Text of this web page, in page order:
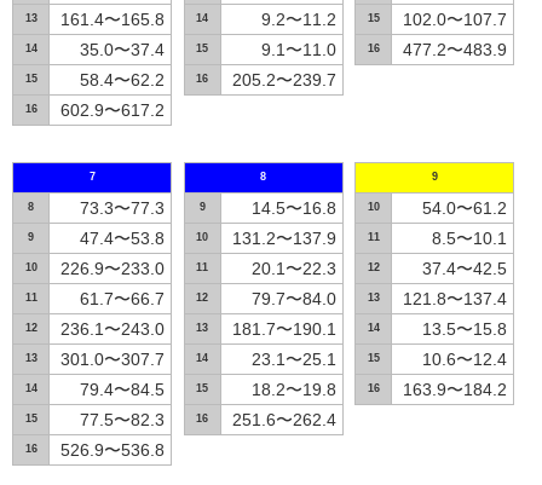
13 161.4〜165.8
14 35.0〜37.4
15 58.4〜62.2
16 602.9〜617.2
14 9.2〜11.2
15 9.1〜11.0
16 205.2〜239.7
15 102.0〜107.7
16 477.2〜483.9
7
8 73.3〜77.3
9 47.4〜53.8
10 226.9〜233.0
11 61.7〜66.7
12 236.1〜243.0
13 301.0〜307.7
14 79.4〜84.5
15 77.5〜82.3
16 526.9〜536.8
8
9 14.5〜16.8
10 131.2〜137.9
11 20.1〜22.3
12 79.7〜84.0
13 181.7〜190.1
14 23.1〜25.1
15 18.2〜19.8
16 251.6〜262.4
9
10 54.0〜61.2
11 8.5〜10.1
12 37.4〜42.5
13 121.8〜137.4
14 13.5〜15.8
15 10.6〜12.4
16 163.9〜184.2